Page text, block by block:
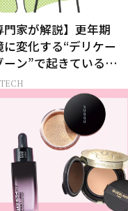
門家が解説】更年期
に変化する“デリケー
ーン”で起きているこ